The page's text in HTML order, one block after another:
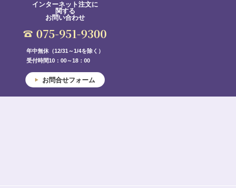
インターネット注文に
関する
お問い合わせ
075-951-9300
年中無休（12/31～1/4を除く）
受付時間10：00～18：00
お問合せフォーム